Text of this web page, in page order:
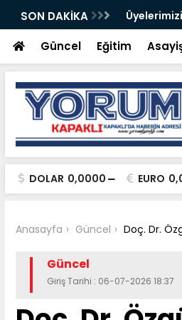
SON DAKİKA
Güncel Eğitim
DOLAR 0,0000 EURO
Anasayfa Güncel Doç. Dr.
Güncel
Giriş Tarihi : 06-07-2026 18:37